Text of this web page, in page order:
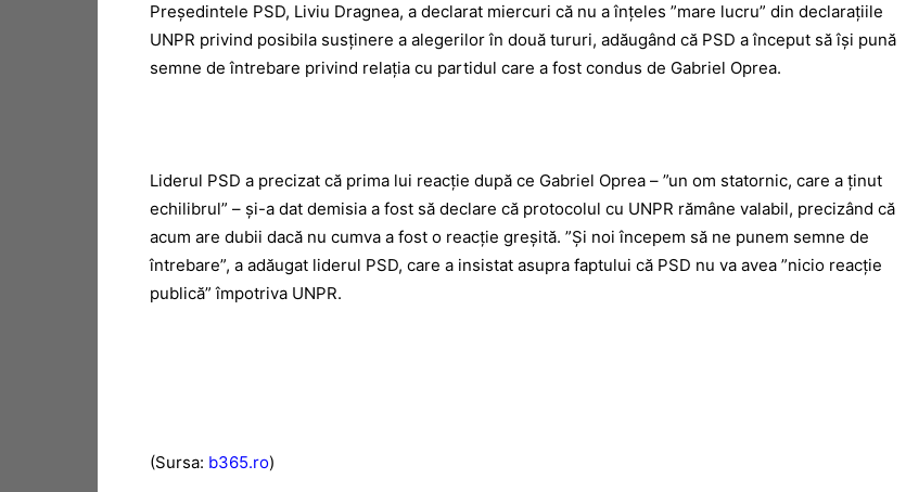
Preşedintele PSD, Liviu Dragnea, a declarat miercuri că nu a înţeles ”mare lucru” din declaraţiile
UNPR privind posibila susţinere a alegerilor în două tururi, adăugând că PSD a început să îşi pună
semne de întrebare privind relaţia cu partidul care a fost condus de Gabriel Oprea.
Liderul PSD a precizat că prima lui reacţie după ce Gabriel Oprea – ”un om statornic, care a ţinut
echilibrul” – şi-a dat demisia a fost să declare că protocolul cu UNPR rămâne valabil, precizând că
acum are dubii dacă nu cumva a fost o reacţie greşită. ”Şi noi începem să ne punem semne de
întrebare”, a adăugat liderul PSD, care a insistat asupra faptului că PSD nu va avea ”nicio reacţie
publică” împotriva UNPR.
(Sursa: b365.ro)